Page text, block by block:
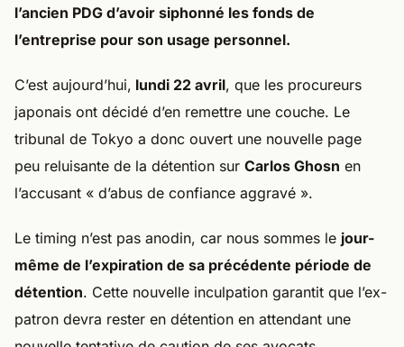
l’ancien PDG d’avoir siphonné les fonds de
l’entreprise pour son usage personnel.
C’est aujourd’hui, lundi 22 avril, que les procureurs
japonais ont décidé d’en remettre une couche. Le
tribunal de Tokyo a donc ouvert une nouvelle page
peu reluisante de la détention sur Carlos Ghosn en
l’accusant « d’abus de confiance aggravé ».
Le timing n’est pas anodin, car nous sommes le jour-
même de l’expiration de sa précédente période de
détention. Cette nouvelle inculpation garantit que l’ex-
patron devra rester en détention en attendant une